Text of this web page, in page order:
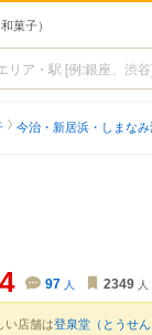
菓子）
グ
今治・新居浜・しまな
97 人 2349 人
い店舗は登泉堂（とうせん